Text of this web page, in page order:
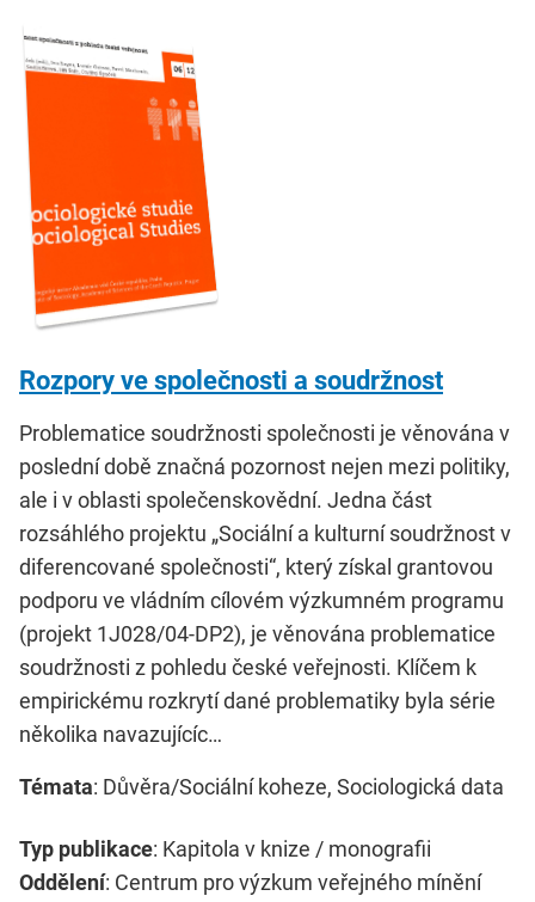
Rozpory ve společnosti a soudržnost
Problematice soudržnosti společnosti je věnována v
poslední době značná pozornost nejen mezi politiky,
ale i v oblasti společenskovědní. Jedna část
rozsáhlého projektu „Sociální a kulturní soudržnost v
diferencované společnosti“, který získal grantovou
podporu ve vládním cílovém výzkumném programu
(projekt 1J028/04-DP2), je věnována problematice
soudržnosti z pohledu české veřejnosti. Klíčem k
empirickému rozkrytí dané problematiky byla série
několika navazujícíc…
Témata: Důvěra/Sociální koheze, Sociologická data
Typ publikace: Kapitola v knize / monografii
Oddělení: Centrum pro výzkum veřejného mínění